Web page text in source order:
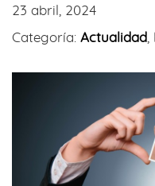
23 abril, 2024
Categoría: Actualidad